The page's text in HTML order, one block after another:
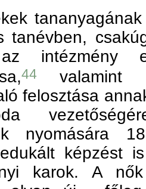
tanévben,
az intézmény
44
valamint
felosztása
nyomására
képzést
karok. A